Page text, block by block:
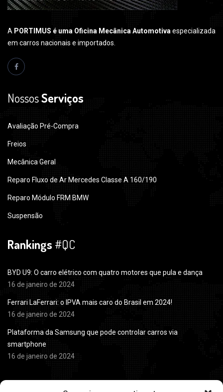
A PORTIMUS é uma Oficina Mecânica Automotiva especializada
em carros nacionais e importados.
NossosServiços
Avaliação Pré-Compra
Freios
Mecânica Geral
Reparo Fluxo de Ar Mercedes Classe A 160/190
Reparo Módulo FRM BMW
Suspensão
Rankings #QC
BYD U9: O carro elétrico com quatro motores que pula e dança
16 de janeiro de 2024
Ferrari LaFerrari: o IPVA mais caro do Brasil em 2024!
16 de janeiro de 2024
Plataforma da Samsung que pode controlar carros via
smartphone
16 de janeiro de 2024
Horário deAtendimento